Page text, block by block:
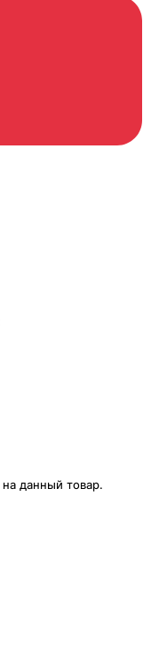
данный товар.